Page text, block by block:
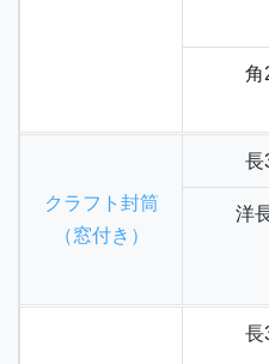
角
クラフト封筒
（窓付き）
長
洋
長